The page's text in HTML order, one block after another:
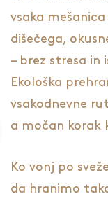
vsaka
dišečega,
– brez stresa in
Ekološka
vsakodnevne
a močan korak
Ko vonj po
da hranimo